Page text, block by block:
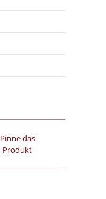
Pinne das
Produkt